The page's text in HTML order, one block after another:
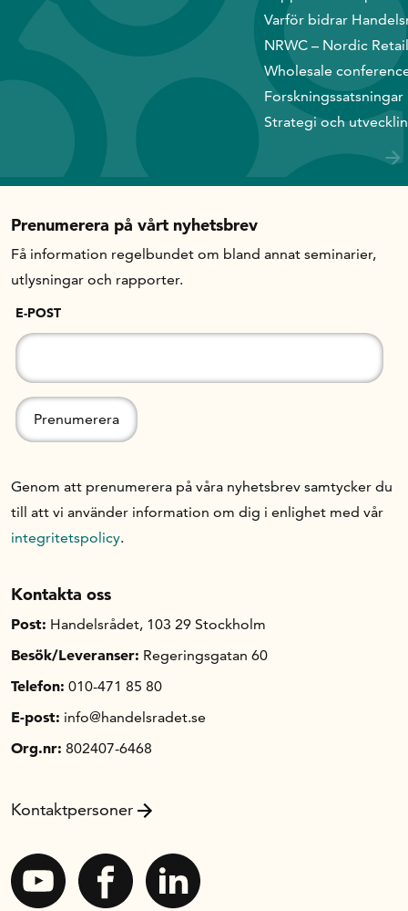
Varför bidrar
NRWC – Nordic
Wholesale
Forskningssatsningar
Strategi och
Prenumerera på vårt nyhetsbrev
Få information regelbundet om bland annat seminarier,
utlysningar och rapporter.
E-POST
Genom att prenumerera på våra nyhetsbrev samtycker du
till att vi använder information om dig i enlighet med vår
integritetspolicy.
Kontakta oss
Post: Handelsrådet, 103 29 Stockholm
Besök/Leveranser: Regeringsgatan 60
Telefon: 010-471 85 80
E-post: info@handelsradet.se
Org.nr: 802407-6468
Kontaktpersoner